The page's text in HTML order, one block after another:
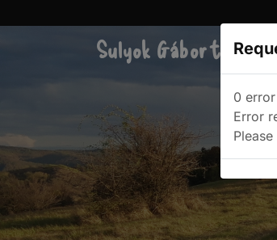
Sulyok Gábor
0 error
Error